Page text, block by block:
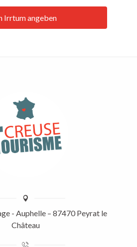
Irrtum angeben
- Auphelle – 87470 Peyrat le
Château